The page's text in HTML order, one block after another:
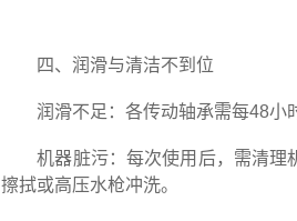
四、润滑与清洁不到位
润滑不足：各传动轴承需每48小时
机器脏污：每次使用后，需清理机
擦拭或高压水枪冲洗。